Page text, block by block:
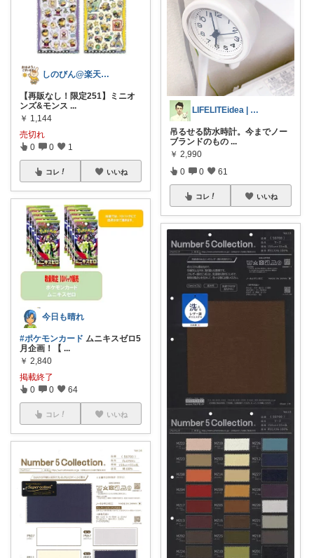
しのびん@楽天Room
【再販なし！限定251】ミニオ
ンズ&モンス ...
￥ 1,144
売切れ
0 0 1
コレ いいね
今日も晴れ
#ポケモンカード ムニキスゼロ5
月企画！【 ...
￥ 2,840
掲載終了
0 0 64
コレ いいね
LIFELITEidea | 人生を軽く
吊るせる防水時計。今までノー
ブランドのもの ...
￥ 2,990
0 0 61
コレ いいね